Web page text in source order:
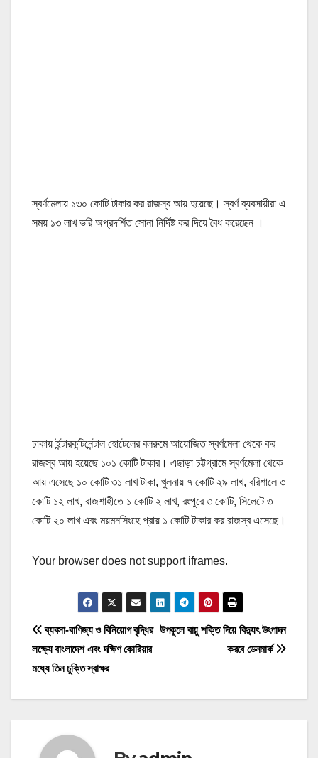
স্বর্ণমেলায় ১৩০ কোটি টাকার কর রাজস্ব আয় হয়েছে। স্বর্ণ ব্যবসায়ীরা এ
সময় ১৩ লাখ ভরি অপ্রদর্শিত সোনা নির্দিষ্ট কর দিয়ে বৈধ করেছেন ।
ঢাকায় ইন্টারকন্টিনেন্টাল হোটেলের বলরুমে আয়োজিত স্বর্ণমেলা থেকে কর
রাজস্ব আয় হয়েছে ১০১ কোটি টাকার। এছাড়া চট্টগ্রামে স্বর্ণমেলা থেকে
আয় এসেছে ১০ কোটি ৩১ লাখ টাকা, খুলনায় ৭ কোটি ২৯ লাখ, বরিশালে ৩
কোটি ১২ লাখ, রাজশাহীতে ১ কোটি ২ লাখ, রংপুরে ৩ কোটি, সিলেটে ৩
কোটি ২০ লাখ এবং ময়মনসিংহে প্রায় ১ কোটি টাকার কর রাজস্ব এসেছে।
Your browser does not support iframes.
P
o
s
n
উপকূলে বায়ু শক্তি দিয়ে বিদ্যুৎ উৎপাদন
করবে ডেনমার্ক
ব্যবসা-বাণিজ্য ও বিনিয়োগ বৃদ্ধির
লক্ষ্যে বাংলাদেশ এবং দক্ষিণ কোরিয়ার
মধ্যে তিন চুক্তি স্বাক্ষর